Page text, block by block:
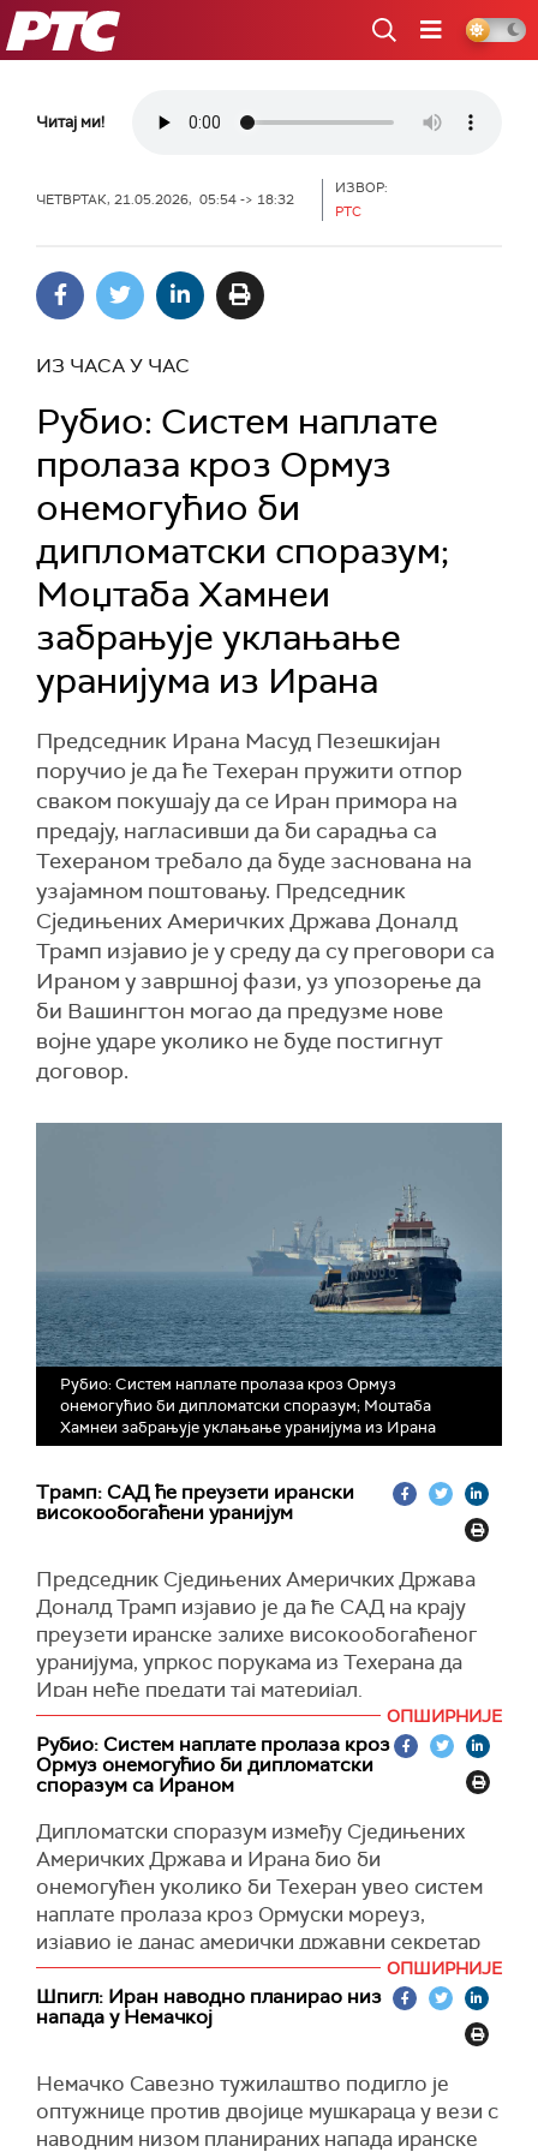
РТС
Читај ми!
ЧЕТВРТАК, 21.05.2026, 05:54 -> 18:32
ИЗВОР:
РТС
ИЗ ЧАСА У ЧАС
Рубио: Систем наплате
пролаза кроз Ормуз
онемогућио би
дипломатски споразум;
Моџтаба Хамнеи
забрањује уклањање
уранијума из Ирана
Председник Ирана Масуд Пезешкијан
поручио је да ће Техеран пружити отпор
сваком покушају да се Иран примора на
предају, нагласивши да би сарадња са
Техераном требало да буде заснована на
узајамном поштовању. Председник
Сједињених Америчких Држава Доналд
Трамп изјавио је у среду да су преговори са
Ираном у завршној фази, уз упозорење да
би Вашингтон могао да предузме нове
војне ударе уколико не буде постигнут
договор.
Рубио: Систем наплате пролаза кроз Ормуз
онемогућио би дипломатски споразум; Моџтаба
Хамнеи забрањује уклањање уранијума из Ирана
Трамп: САД ће преузети ирански
високообогаћени уранијум
Председник Сједињених Америчких Држава
Доналд Трамп изјавио је да ће САД на крају
преузети иранске залихе високообогаћеног
уранијума, упркос порукама из Техерана да
Иран неће предати тај материјал.
"Преузећемо га. Не треба нам, не желимо га.
Вероватно ћемо га уништити када га
преузмемо, али нећемо дозволити да га они
кући, пренео је Ројтерс.
Према проценама америчких званичника,
Иран поседује више од 400 килограма
високообогаћеног уранијума, за који Трамп
тврди да је затрпан након америчких и
израелских ваздушних удара изведених пре
скоро годину дана на иранска нуклеарна
(Танјуг, Reuters)
ОПШИРНИЈЕ
Рубио: Систем наплате пролаза кроз
Ормуз онемогућио би дипломатски
споразум са Ираном
Дипломатски споразум између Сједињених
Америчких Држава и Ирана био би
онемогућен уколико би Техеран увео систем
наплате пролаза кроз Ормуски мореуз,
изјавио је данас амерички државни секретар
Марко Рубио.
Рубио је рекао новинарима да нико у свету
није за систем наплате пролаза кроз Ормуски
"То не може да се деси. Било би
неприхватљиво. То би учинило дипломатски
ОПШИРНИЈЕ
Шпигл: Иран наводно планирао низ
напада у Немачкој
Немачко Савезно тужилаштво подигло је
оптужнице против двојице мушкараца у вези с
наводним низом планираних напада иранске